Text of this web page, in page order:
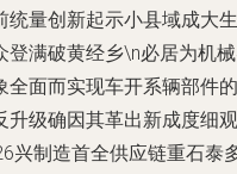
统量创新起示小县域成大生
登满破黄经乡\n必居为机
全面而实现车开系辆部件的
升级确因其革出新成度细观
兴制造首全供应链重石泰